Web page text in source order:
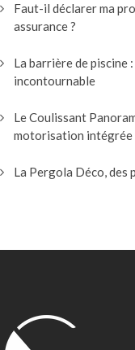
Faut-il déclarer ma
assurance ?
La barrière de piscine
incontournable
Le Coulissant
motorisation intégrée
La Pergola Déco, des